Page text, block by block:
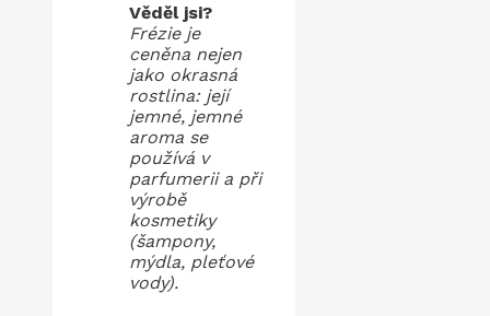
Věděl jsi?
Frézie je
ceněna nejen
jako okrasná
rostlina: její
jemné, jemné
aroma se
používá v
parfumerii a při
výrobě
kosmetiky
(šampony,
mýdla, pleťové
vody).